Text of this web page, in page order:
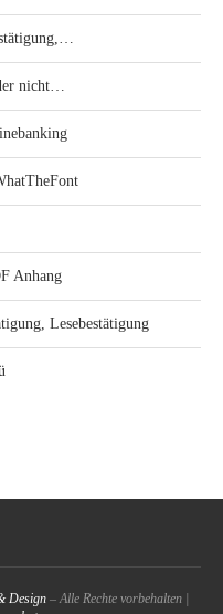
nicht…
Anhang
Lesebestätigung
Design – Alle Rechte vorbehalten |